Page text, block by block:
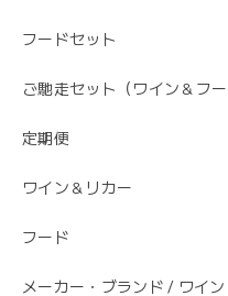
フードセット
ご馳走セット（ワイン＆フー
定期便
ワイン＆リカー
フード
メーカー・ブランド / ワイ